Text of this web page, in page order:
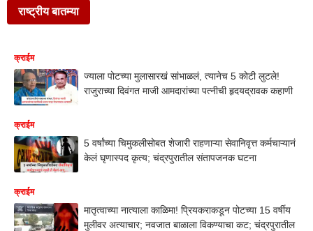
राष्ट्रीय बातम्या
क्राईम
ज्याला पोटच्या मुलासारखं सांभाळलं, त्यानेच 5 कोटी लुटले!
राजुराच्या दिवंगत माजी आमदारांच्या पत्नीची हृदयद्रावक कहाणी
क्राईम
5 वर्षांच्या चिमुकलीसोबत शेजारी राहणाऱ्या सेवानिवृत्त कर्मचाऱ्यानं
केलं घृणास्पद कृत्य; चंद्रपुरातील संतापजनक घटना
क्राईम
मातृत्वाच्या नात्याला काळिमा! प्रियकराकडून पोटच्या 15 वर्षीय
मुलीवर अत्याचार; नवजात बाळाला विकण्याचा कट; चंद्रपुरातील